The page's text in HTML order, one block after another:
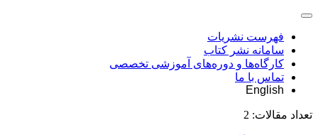
فهرست نشریات
سامانه نشر کتاب
کارگاه‌ها و دوره‌های آموزشی تخصصی
تماس با ما
English
تعداد مقالات: 2